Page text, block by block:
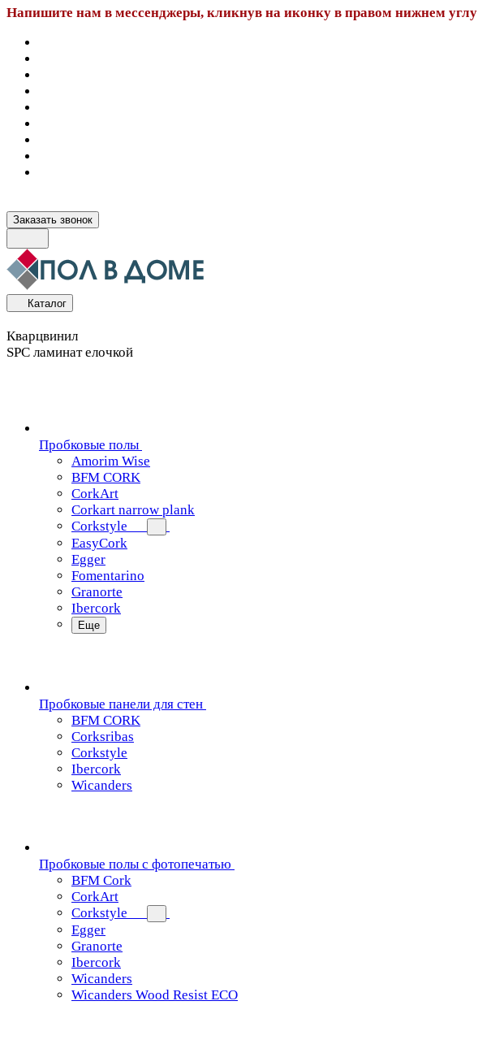
Напишите нам в мессенджеры, кликнув на иконку в правом нижнем углу
Заказать звонок
Каталог
Кварцвинил
SPC ламинат елочкой
Пробковые полы
Amorim Wise
BFM CORK
CorkArt
Corkart narrow plank
Corkstyle
EasyCork
Egger
Fomentarino
Granorte
Ibercork
Еще
Пробковые панели для стен
BFM CORK
Corksribas
Corkstyle
Ibercork
Wicanders
Пробковые полы с фотопечатью
BFM Cork
CorkArt
Corkstyle
Egger
Granorte
Ibercork
Wicanders
Wicanders Wood Resist ECO